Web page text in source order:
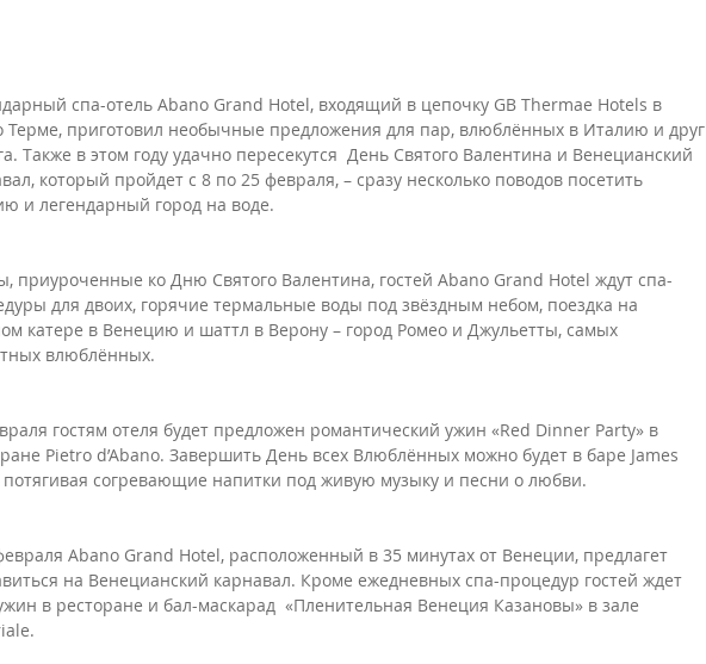
спа-отель Abano Grand Hotel, входящий в цепочку GB Thermae Hotels в
Терме, приготовил необычные предложения для пар, влюблённых в Италию и друг
Также в этом году удачно пересекутся  День Святого Валентина и Венецианский
который пройдет с 8 по 25 февраля, – сразу несколько поводов посетить
и легендарный город на воде.
приуроченные ко Дню Святого Валентина, гостей Abano Grand Hotel ждут спа-
для двоих, горячие термальные воды под звёздным небом, поездка на
катере в Венецию и шаттл в Верону – город Ромео и Джульетты, самых
влюблённых.
гостям отеля будет предложен романтический ужин «Red Dinner Party» в
Pietro d’Abano. Завершить День всех Влюблённых можно будет в баре James
потягивая согревающие напитки под живую музыку и песни о любви.
Abano Grand Hotel, расположенный в 35 минутах от Венеции, предлагет
на Венецианский карнавал. Кроме ежедневных спа-процедур гостей ждет
в ресторане и бал-маскарад  «Пленительная Венеция Казановы» в зале